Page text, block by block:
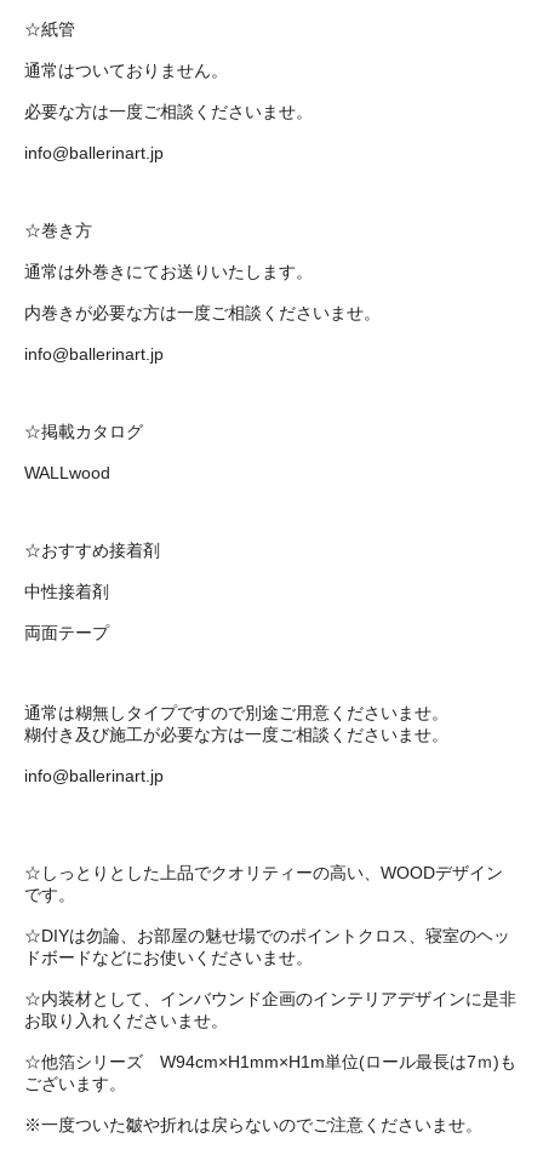
☆紙管
通常はついておりません。
必要な方は一度ご相談くださいませ。
info@ballerinart.jp
☆巻き方
通常は外巻きにてお送りいたします。
内巻きが必要な方は一度ご相談くださいませ。
info@ballerinart.jp
☆掲載カタログ
WALLwood
☆おすすめ接着剤
中性接着剤
両面テープ
通常は糊無しタイプですので別途ご用意くださいませ。
糊付き及び施工が必要な方は一度ご相談くださいませ。
info@ballerinart.jp
☆しっとりとした上品でクオリティーの高い、WOODデザイン
です。
☆DIYは勿論、お部屋の魅せ場でのポイントクロス、寝室のヘッ
ドボードなどにお使いくださいませ。
☆内装材として、インバウンド企画のインテリアデザインに是非
お取り入れくださいませ。
☆他箔シリーズ W94cm×H1mm×H1m単位(ロール最長は7ｍ)も
ございます。
※一度ついた皺や折れは戻らないのでご注意くださいませ。